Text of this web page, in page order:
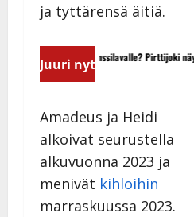
ja tyttärensä äitiä.
Juuri nyt
Piaf tanssilavalle? Pirttijoki näyttää
Amadeus ja Heidi
alkoivat seurustella
alkuvuonna 2023 ja
menivät kihloihin
marraskuussa 2023.